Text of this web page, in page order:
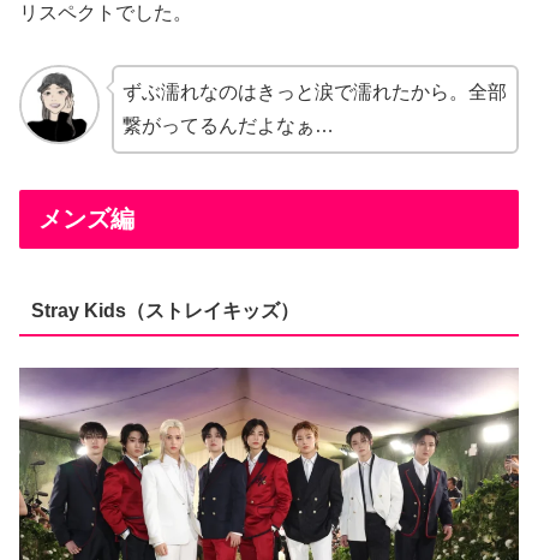
リスペクトでした。
ずぶ濡れなのはきっと涙で濡れたから。全部
繋がってるんだよなぁ…
メンズ編
Stray Kids（ストレイキッズ）